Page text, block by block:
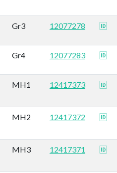
Gr3 12077278 🆔
Gr4 12077283 🆔
MH1 12417373 🆔
MH2 12417372 🆔
MH3 12417371 🆔